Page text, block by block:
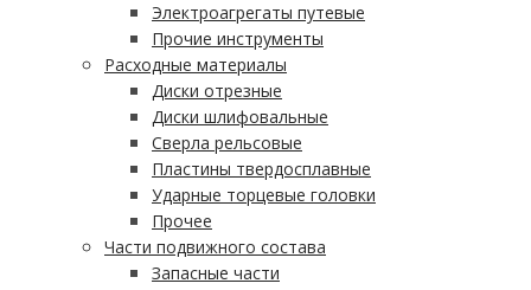
Электроагрегаты путевые
Прочие инструменты
Расходные материалы
Диски отрезные
Диски шлифовальные
Сверла рельсовые
Пластины твердосплавные
Ударные торцевые головки
Прочее
Части подвижного состава
Запасные части